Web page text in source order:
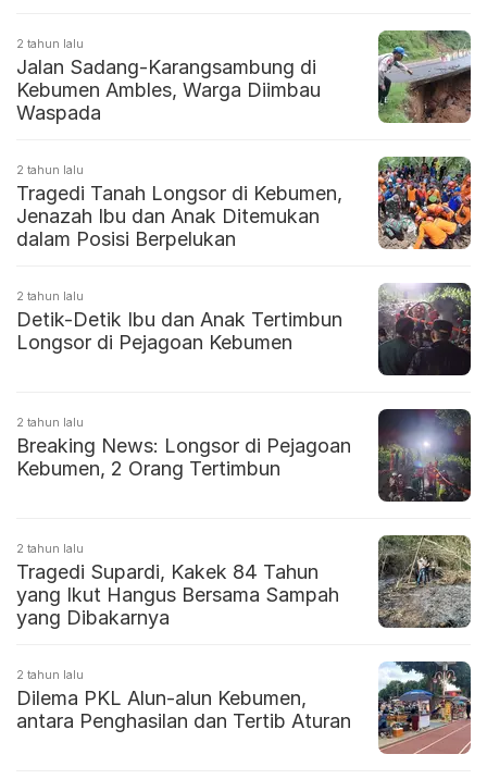
2 tahun lalu
Jalan Sadang-Karangsambung di
Kebumen Ambles, Warga Diimbau
Waspada
2 tahun lalu
Tragedi Tanah Longsor di Kebumen,
Jenazah Ibu dan Anak Ditemukan
dalam Posisi Berpelukan
2 tahun lalu
Detik-Detik Ibu dan Anak Tertimbun
Longsor di Pejagoan Kebumen
2 tahun lalu
Breaking News: Longsor di Pejagoan
Kebumen, 2 Orang Tertimbun
2 tahun lalu
Tragedi Supardi, Kakek 84 Tahun
yang Ikut Hangus Bersama Sampah
yang Dibakarnya
2 tahun lalu
Dilema PKL Alun-alun Kebumen,
antara Penghasilan dan Tertib Aturan